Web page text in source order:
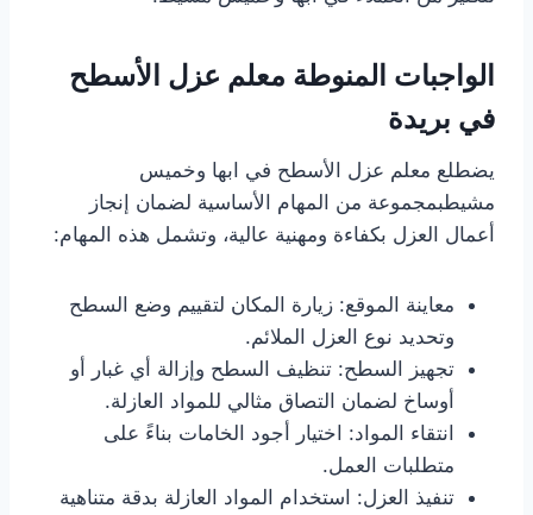
الواجبات المنوطة معلم عزل الأسطح
في بريدة
يضطلع معلم عزل الأسطح في ابها وخميس
مشيطبمجموعة من المهام الأساسية لضمان إنجاز
أعمال العزل بكفاءة ومهنية عالية، وتشمل هذه المهام:
معاينة الموقع: زيارة المكان لتقييم وضع السطح
وتحديد نوع العزل الملائم.
تجهيز السطح: تنظيف السطح وإزالة أي غبار أو
أوساخ لضمان التصاق مثالي للمواد العازلة.
انتقاء المواد: اختيار أجود الخامات بناءً على
متطلبات العمل.
تنفيذ العزل: استخدام المواد العازلة بدقة متناهية